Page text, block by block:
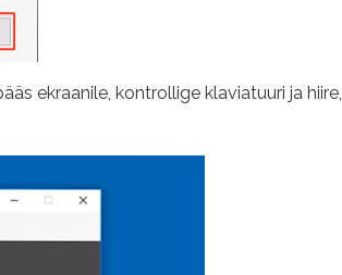
ekraanile, kontrollige klaviatuuri ja hiire,